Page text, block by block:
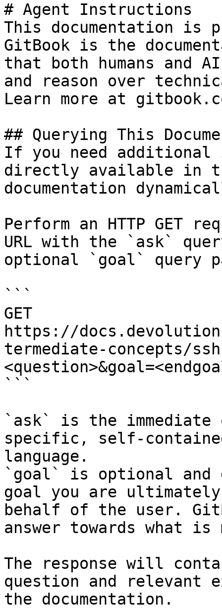
# Agent Instructions
This documentation is
GitBook is the
that both humans and
and reason over
Learn more at
## Querying This
If you need
directly available in
documentation
Perform an HTTP GET
URL with the `ask`
optional `goal` query
```
GET
https://
termediate-concepts/
```
`ask` is the
specific, self-
language.
`goal` is optional and
goal you are
behalf of the user.
answer towards what
The response will
question and relevant
the documentation.